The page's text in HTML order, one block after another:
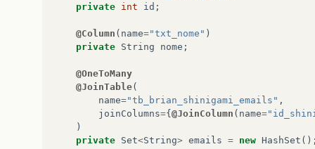
private int id ;
@Column ( name="txt_nome" )
private String nome ;
@OneToMany
@JoinTable(
name="tb_brian_shinigami_emails" ,
joinColumns={@JoinColumn ( name=
)
private Set<String> emails = new HashSet